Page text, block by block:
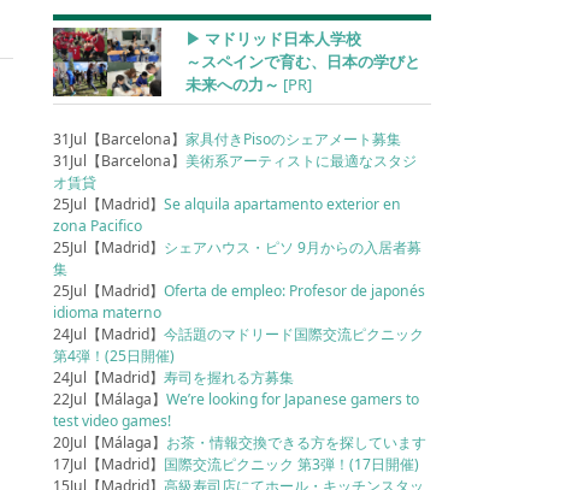
▶︎ マドリッド日本人学校
～スペインで育む、日本の学びと
未来への力～ [PR]
31Jul【Barcelona】家具付きPisoのシェアメート募集
31Jul【Barcelona】美術系アーティストに最適なスタジ
オ賃貸
25Jul【Madrid】Se alquila apartamento exterior en
zona Pacifico
25Jul【Madrid】 シェアハウス・ピソ 9月からの入居者募
集
25Jul【Madrid】Oferta de empleo: Profesor de japonés
idioma materno
24Jul【Madrid】今話題のマドリード国際交流ピクニック
第4弾！(25日開催)
24Jul【Madrid】寿司を握れる方募集
22Jul【Málaga】We’re looking for Japanese gamers to
test video games!
20Jul【Málaga】 お茶・情報交換できる方を探しています
17Jul【Madrid】 国際交流ピクニック 第3弾！(17日開催)